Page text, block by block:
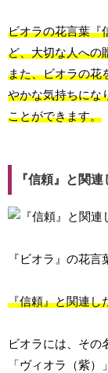
ビオラの花言葉『
ど、大切な人への
また、ビオラの花
やかな気持ちにな
ことができます。
『信頼』と関
『ビオラ』の花
『信頼』と関連し
ビオラには、その
「ヴィオラ（紫